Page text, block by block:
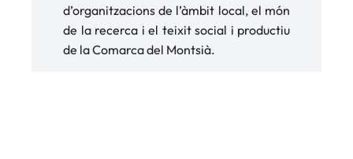
d’organitzacions de l’àmbit local, el món
de la recerca i el teixit social i productiu
de la Comarca del Montsià.